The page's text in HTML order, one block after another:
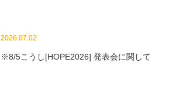
2026.07.02
※8/5こうし[HOPE2026] 発表会に関して